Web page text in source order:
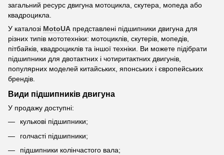
загальний ресурс двигуна мотоцикла, скутера, мопеда або
квадроцикла.
У каталозі MotoUA представлені підшипники двигуна для
різних типів мототехніки: мотоциклів, скутерів, мопедів,
пітбайків, квадроциклів та іншої техніки. Ви можете підібрати
підшипники для двотактних і чотиритактних двигунів,
популярних моделей китайських, японських і європейських
брендів.
Види підшипників двигуна
У продажу доступні:
кулькові підшипники;
голчасті підшипники;
підшипники колінчастого вала;